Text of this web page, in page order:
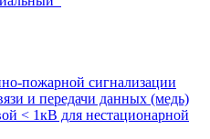
пожарной сигнализации
и передачи данных (медь)
< 1кВ для нестационарной